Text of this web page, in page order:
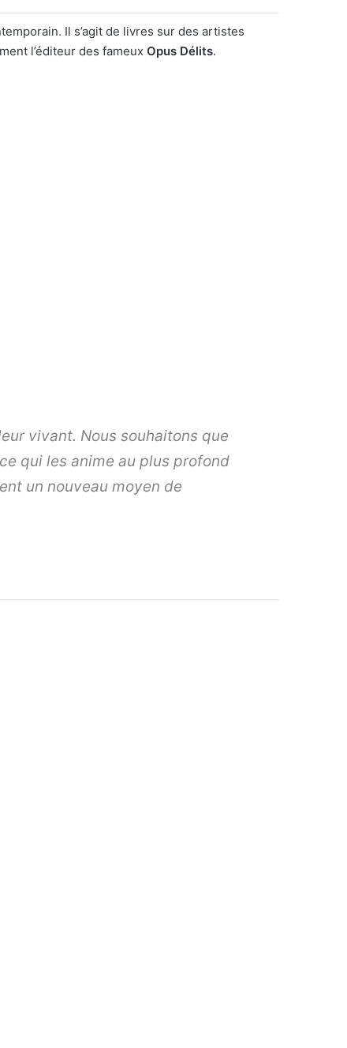
temporain. Il s’agit de livres sur des artistes
l’éditeur des fameux Opus Délits.
vivant. Nous souhaitons que
qui les anime au plus profond
un nouveau moyen de